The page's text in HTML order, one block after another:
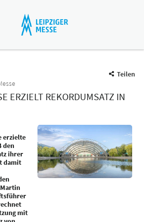
Teilen
ERZIELT REKORDUMSATZ IN
erzielte
den
ihrer
damit
mit